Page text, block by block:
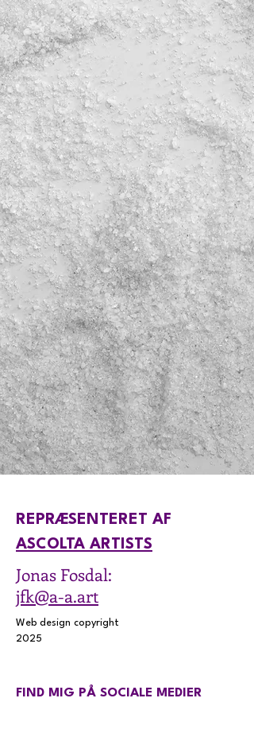
REPRÆSENTERET AF
ASCOLTA ARTISTS
Jonas Fosdal:
jfk@a-a.art
Web design copyright
2025
FIND MIG PÅ SOCIALE MEDIER